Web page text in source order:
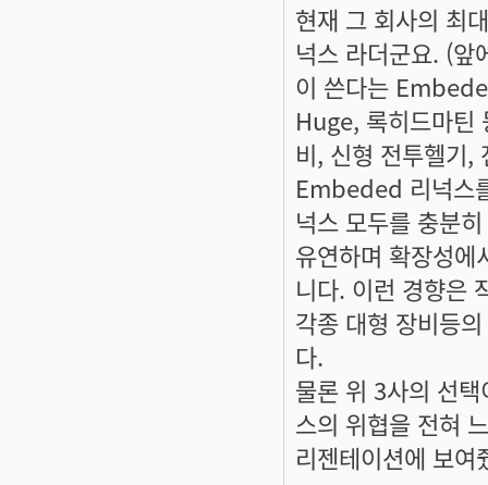
현재 그 회사의 최
넉스 라더군요. (
이 쓴다는
Huge, 록히드마틴
비, 신형 전투헬기,
Embeded 리넉스
넉스 모두를 충분
유연하며 확장성에
니다. 이런 경향은
각종 대형 장비등
다.
물론 위 3사의 선
스의 위협을 전혀
리젠테이션에 보